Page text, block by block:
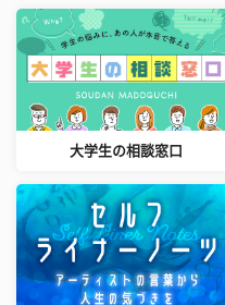
大学生の相談窓口